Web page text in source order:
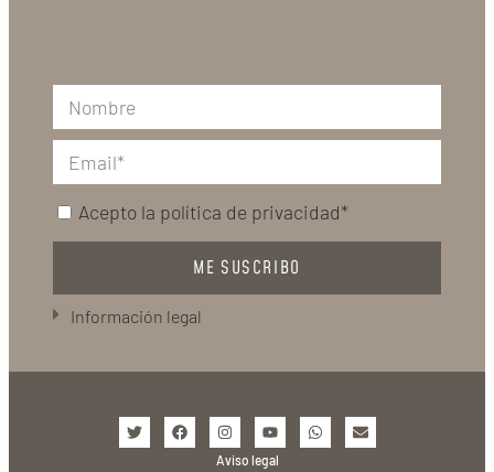
Acepto la política de privacidad*
ME SUSCRIBO
Información legal
Aviso legal